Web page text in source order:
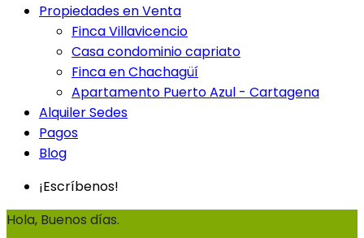
Propiedades en Venta
Finca Villavicencio
Casa condominio capriato
Finca en Chachagüí
Apartamento Puerto Azul - Cartagena
Alquiler Sedes
Pagos
Blog
¡Escríbenos!
Hola, Buenos días.